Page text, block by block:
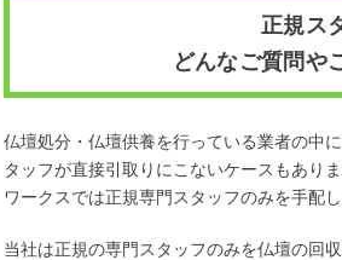
正規ス
どんなご質問や
仏壇処分・仏壇供養を行っている業者の中
タッフが直接引取りにこないケースもあり
ワークスでは正規専門スタッフのみを手配
当社は正規の専門スタッフのみを仏壇の回